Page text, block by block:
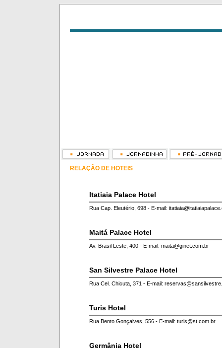
RELAÇÃO DE HOTEIS
Itatiaia Palace Hotel
Rua Cap. Eleutério, 698 - E-mail:
Maitá Palace Hotel
Av. Brasil Leste, 400 - E-mail: maita@ginet.com.br
San Silvestre Palace Hotel
Rua Cel. Chicuta, 371 - E-mail:
Turis Hotel
Rua Bento Gonçalves, 556 - E-mail: turis@st.com.br
Germânia Hotel